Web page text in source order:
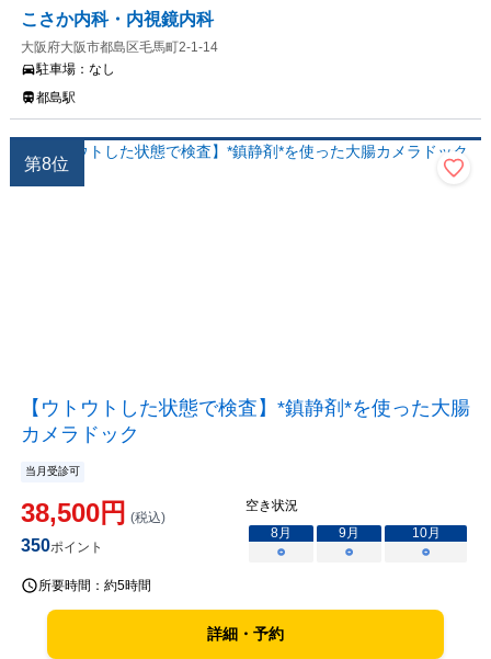
こさか内科・内視鏡内科
大阪府大阪市都島区毛馬町2-1-14
駐車場： なし
都島駅
第8位
【ウトウトした状態で検査】*鎮静剤*を使った大腸
カメラドック
当月受診可
38,500円 (税込)
350ポイント
空き状況
8月 9月 10月
○
○ ○
所要時間： 約5時間
詳細・予約